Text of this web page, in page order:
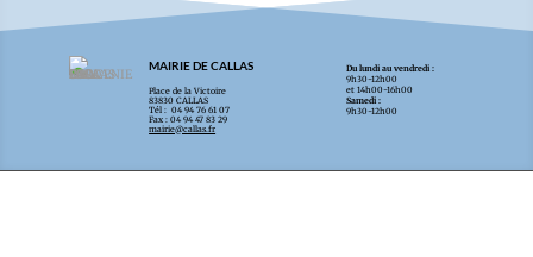
MAIRIE DE CALLAS
Place de la Victoire
83830 CALLAS
Tél : 04 94 76 61 07
Fax : 04 94 47 83 29
mairie@callas.fr
Du lundi au vendredi :
9h30-12h00
et 14h00-16h00
Samedi :
9h30-12h00